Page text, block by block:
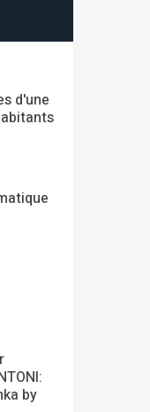
d'une
by